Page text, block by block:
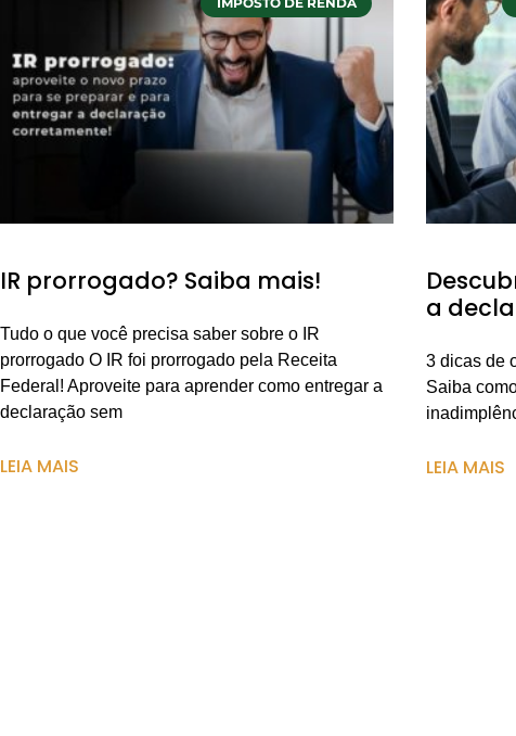
IR prorrogado? Saiba mais!
Tudo o que você precisa saber sobre o IR
prorrogado O IR foi prorrogado pela Receita
Federal! Aproveite para aprender como entregar a
declaração sem
LEIA MAIS
a
3 dicas de
Saiba
LEIA MAIS